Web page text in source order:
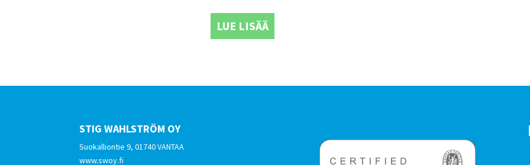
LUE LISÄÄ
STIG WAHLSTRÖM OY
Suokalliontie 9, 01740 VANTAA
www.swoy.fi